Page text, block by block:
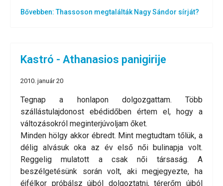
Bővebben: Thassoson megtalálták Nagy Sándor sírját?
Kastró - Athanasios panigirije
2010. január 20
Tegnap a honlapon dolgozgattam. Több
szállástulajdonost ebédidőben értem el, hogy a
változásokról meginterjúvoljam őket.
Minden hölgy akkor ébredt. Mint megtudtam tőlük, a
délig alvásuk oka az év első női bulinapja volt.
Reggelig mulatott a csak női társaság. A
beszélgetésünk során volt, aki megjegyezte, ha
éjfélkor próbálsz újból dolgoztatni, térerőm újból